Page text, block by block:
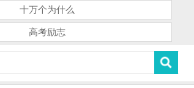
十万个为什么
高考励志